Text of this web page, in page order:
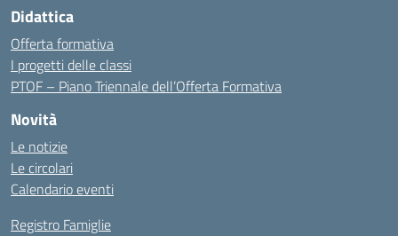
Didattica
Offerta formativa
I progetti delle classi
PTOF – Piano Triennale dell’Offerta Formativa
Novità
Le notizie
Le circolari
Calendario eventi
Registro Famiglie